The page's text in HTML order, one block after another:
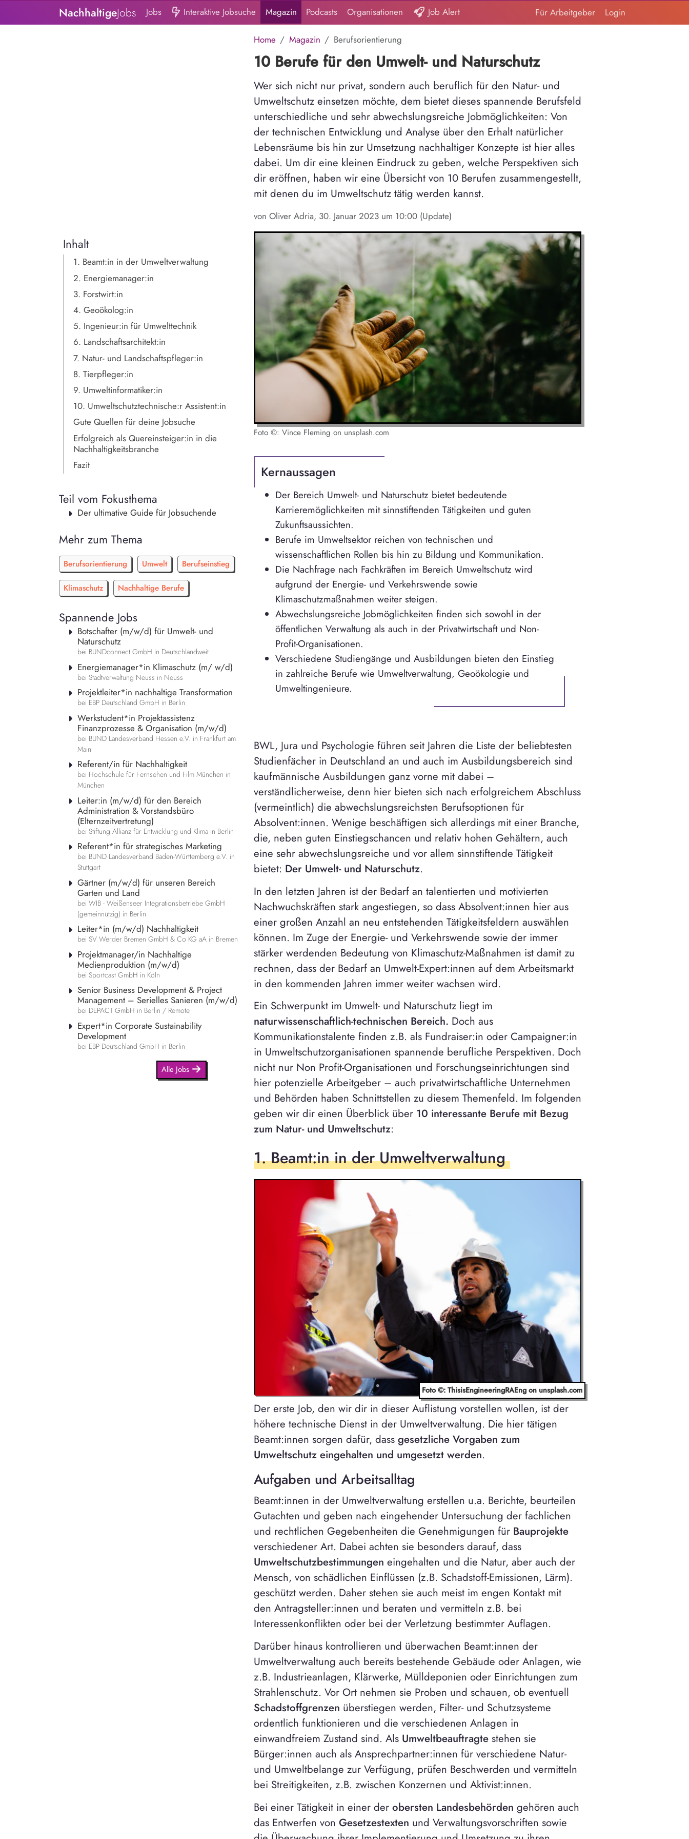
NachhaltigeJobs Jobs Interaktive Jobsuche Magazin Podcasts Organisationen Job Alert Für Arbeitgeber Login
Home Magazin Berufsorientierung
10 Berufe für den Umwelt- und Naturschutz
Wer sich nicht nur privat, sondern auch beruflich für den Natur- und
Umweltschutz einsetzen möchte, dem bietet dieses spannende Berufsfeld
unterschiedliche und sehr abwechslungsreiche Jobmöglichkeiten: Von
der technischen Entwicklung und Analyse über den Erhalt natürlicher
Lebensräume bis hin zur Umsetzung nachhaltiger Konzepte ist hier alles
dabei. Um dir eine kleinen Eindruck zu geben, welche Perspektiven sich
dir eröffnen, haben wir eine Übersicht von 10 Berufen zusammengestellt,
mit denen du im Umweltschutz tätig werden kannst.
von Oliver Adria, 30. Januar 2023 um 10:00 (Update)
Inhalt
1. Beamt:in in der Umweltverwaltung
2. Energiemanager:in
3. Forstwirt:in
4. Geoökolog:in
5. Ingenieur:in für Umwelttechnik
6. Landschaftsarchitekt:in
7. Natur- und Landschaftspfleger:in
8. Tierpfleger:in
9. Umweltinformatiker:in
10. Umweltschutztechnische:r Assistent:in
Gute Quellen für deine Jobsuche
Erfolgreich als Quereinsteiger:in in die
Nachhaltigkeitsbranche
Fazit
Teil vom Fokusthema
Der ultimative Guide für Jobsuchende
Mehr zum Thema
Berufsorientierung Umwelt Berufseinstieg
Klimaschutz Nachhaltige Berufe
Spannende Jobs
Botschafter (m/w/d) für Umwelt- und
Naturschutz
bei BUNDconnect GmbH in Deutschlandweit
Energiemanager*in Klimaschutz (m/ w/d)
bei Stadtverwaltung Neuss in Neuss
Projektleiter*in nachhaltige Transformation
bei EBP Deutschland GmbH in Berlin
Werkstudent*in Projektassistenz
Finanzprozesse & Organisation (m/w/d)
bei BUND Landesverband Hessen e.V. in Frankfurt am
Main
Referent/in für Nachhaltigkeit
bei Hochschule für Fernsehen und Film München in
München
Leiter:in (m/w/d) für den Bereich
Administration & Vorstandsbüro
(Elternzeitvertretung)
bei Stiftung Allianz für Entwicklung und Klima in Berlin
Referent*in für strategisches Marketing
bei BUND Landesverband Baden-Württemberg e.V. in
Stuttgart
Gärtner (m/w/d) für unseren Bereich
Garten und Land
bei WIB - Weißenseer Integrationsbetriebe GmbH
(gemeinnützig) in Berlin
Leiter*in (m/w/d) Nachhaltigkeit
bei SV Werder Bremen GmbH & Co KG aA in Bremen
Projektmanager/in Nachhaltige
Medienproduktion (m/w/d)
bei Sportcast GmbH in Köln
Senior Business Development & Project
Management – Serielles Sanieren (m/w/d)
bei DEPACT GmbH in Berlin / Remote
Expert*in Corporate Sustainability
Development
bei EBP Deutschland GmbH in Berlin
Alle Jobs
Foto ©: Vince Fleming on unsplash.com
Kernaussagen
Der Bereich Umwelt- und Naturschutz bietet bedeutende
Karrieremöglichkeiten mit sinnstiftenden Tätigkeiten und guten
Zukunftsaussichten.
Berufe im Umweltsektor reichen von technischen und
wissenschaftlichen Rollen bis hin zu Bildung und Kommunikation.
Die Nachfrage nach Fachkräften im Bereich Umweltschutz wird
aufgrund der Energie- und Verkehrswende sowie
Klimaschutzmaßnahmen weiter steigen.
Abwechslungsreiche Jobmöglichkeiten finden sich sowohl in der
öffentlichen Verwaltung als auch in der Privatwirtschaft und Non-
Profit-Organisationen.
Verschiedene Studiengänge und Ausbildungen bieten den Einstieg
in zahlreiche Berufe wie Umweltverwaltung, Geoökologie und
Umweltingenieure.
BWL, Jura und Psychologie führen seit Jahren die Liste der beliebtesten
Studienfächer in Deutschland an und auch im Ausbildungsbereich sind
kaufmännische Ausbildungen ganz vorne mit dabei –
verständlicherweise, denn hier bieten sich nach erfolgreichem Abschluss
(vermeintlich) die abwechslungsreichsten Berufsoptionen für
Absolvent:innen. Wenige beschäftigen sich allerdings mit einer Branche,
die, neben guten Einstiegschancen und relativ hohen Gehältern, auch
eine sehr abwechslungsreiche und vor allem sinnstiftende Tätigkeit
bietet: Der Umwelt- und Naturschutz.
In den letzten Jahren ist der Bedarf an talentierten und motivierten
Nachwuchskräften stark angestiegen, so dass Absolvent:innen hier aus
einer großen Anzahl an neu entstehenden Tätigkeitsfeldern auswählen
können. Im Zuge der Energie- und Verkehrswende sowie der immer
stärker werdenden Bedeutung von Klimaschutz-Maßnahmen ist damit zu
rechnen, dass der Bedarf an Umwelt-Expert:innen auf dem Arbeitsmarkt
in den kommenden Jahren immer weiter wachsen wird.
Ein Schwerpunkt im Umwelt- und Naturschutz liegt im
naturwissenschaftlich-technischen Bereich. Doch aus
Kommunikationstalente finden z.B. als Fundraiser:in oder Campaigner:in
in Umweltschutzorganisationen spannende berufliche Perspektiven. Doch
nicht nur Non Profit-Organisationen und Forschungseinrichtungen sind
hier potenzielle Arbeitgeber – auch privatwirtschaftliche Unternehmen
und Behörden haben Schnittstellen zu diesem Themenfeld. Im folgenden
geben wir dir einen Überblick über 10 interessante Berufe mit Bezug
zum Natur- und Umweltschutz:
1. Beamt:in in der Umweltverwaltung
Foto ©: ThisisEngineeringRAEng on unsplash.com
Der erste Job, den wir dir in dieser Auflistung vorstellen wollen, ist der
höhere technische Dienst in der Umweltverwaltung. Die hier tätigen
Beamt:innen sorgen dafür, dass gesetzliche Vorgaben zum
Umweltschutz eingehalten und umgesetzt werden.
Aufgaben und Arbeitsalltag
Beamt:innen in der Umweltverwaltung erstellen u.a. Berichte, beurteilen
Gutachten und geben nach eingehender Untersuchung der fachlichen
und rechtlichen Gegebenheiten die Genehmigungen für Bauprojekte
verschiedener Art. Dabei achten sie besonders darauf, dass
Umweltschutzbestimmungen eingehalten und die Natur, aber auch der
Mensch, von schädlichen Einflüssen (z.B. Schadstoff-Emissionen, Lärm).
geschützt werden. Daher stehen sie auch meist im engen Kontakt mit
den Antragsteller:innen und beraten und vermitteln z.B. bei
Interessenkonflikten oder bei der Verletzung bestimmter Auflagen.
Darüber hinaus kontrollieren und überwachen Beamt:innen der
Umweltverwaltung auch bereits bestehende Gebäude oder Anlagen, wie
z.B. Industrieanlagen, Klärwerke, Mülldeponien oder Einrichtungen zum
Strahlenschutz. Vor Ort nehmen sie Proben und schauen, ob eventuell
Schadstoffgrenzen überstiegen werden, Filter- und Schutzsysteme
ordentlich funktionieren und die verschiedenen Anlagen in
einwandfreiem Zustand sind. Als Umweltbeauftragtestehen sie
Bürger:innen auch als Ansprechpartner:innen für verschiedene Natur-
und Umweltbelange zur Verfügung, prüfen Beschwerden und vermitteln
bei Streitigkeiten, z.B. zwischen Konzernen und Aktivist:innen.
Bei einer Tätigkeit in einer der obersten Landesbehörden gehören auch
das Entwerfen von Gesetzestexten und Verwaltungsvorschriften sowie